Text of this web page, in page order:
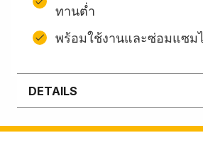
ทานต่ำ
พร้อมใช้งานและซ่อมแซม
DETAILS